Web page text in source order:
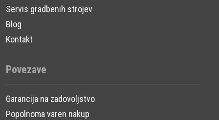
Servis gradbenih strojev
Blog
Kontakt
Povezave
Garancija na zadovoljstvo
Popolnoma varen nakup